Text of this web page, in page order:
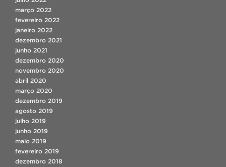
março 2022
fevereiro 2022
janeiro 2022
dezembro 2021
junho 2021
dezembro 2020
novembro 2020
abril 2020
março 2020
dezembro 2019
agosto 2019
julho 2019
junho 2019
maio 2019
fevereiro 2019
dezembro 2018